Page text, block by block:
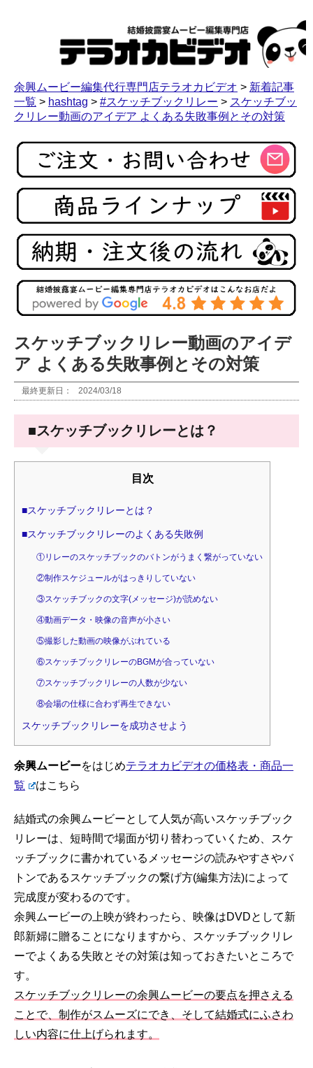
余興ムービー編集代行専門店テラオカビデオ > 新着記事
一覧 > hashtag > #スケッチブックリレー > スケッチブッ
クリレー動画のアイデア よくある失敗事例とその対策
スケッチブックリレー動画のアイデ
ア よくある失敗事例とその対策
最終更新日： 2024/03/18
■スケッチブックリレーとは？
目次
■スケッチブックリレーとは？
■スケッチブックリレーのよくある失敗例
①リレーのスケッチブックのバトンがうまく繋がっていない
②制作スケジュールがはっきりしていない
③スケッチブックの文字(メッセージ)が読めない
④動画データ・映像の音声が小さい
⑤撮影した動画の映像がぶれている
⑥スケッチブックリレーのBGMが合っていない
⑦スケッチブックリレーの人数が少ない
⑧会場の仕様に合わず再生できない
スケッチブックリレーを成功させよう
余興ムービーをはじめテラオカビデオの価格表・商品一
覧
はこちら
結婚式の余興ムービーとして人気が高いスケッチブック
リレーは、短時間で場面が切り替わっていくため、スケ
ッチブックに書かれているメッセージの読みやすさやバ
トンであるスケッチブックの繋げ方(編集方法)によって
完成度が変わるのです。
余興ムービーの上映が終わったら、映像はDVDとして新
郎新婦に贈ることになりますから、スケッチブックリレ
ーでよくある失敗とその対策は知っておきたいところで
す。
スケッチブックリレーの余興ムービーの要点を押さえる
ことで、制作がスムーズにでき、そして結婚式にふさわ
しい内容に仕上げられます。